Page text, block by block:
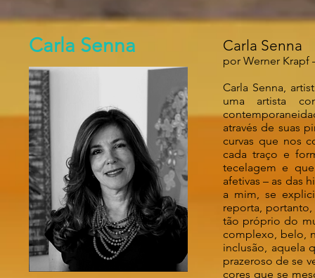
Carla Senna Carla Senna
por Werner Krapf
Carla Senna,
uma artista
através de suas
curvas que nos
cada traço e
tecelagem e
afetivas – as das
a mim, se
reporta,
tão próprio do
complexo, belo,
inclusão, aquela
prazeroso de se
cores que se